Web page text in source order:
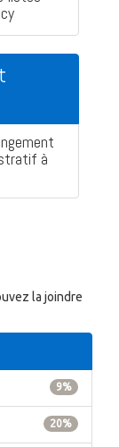
à
la joindre
9%
20%